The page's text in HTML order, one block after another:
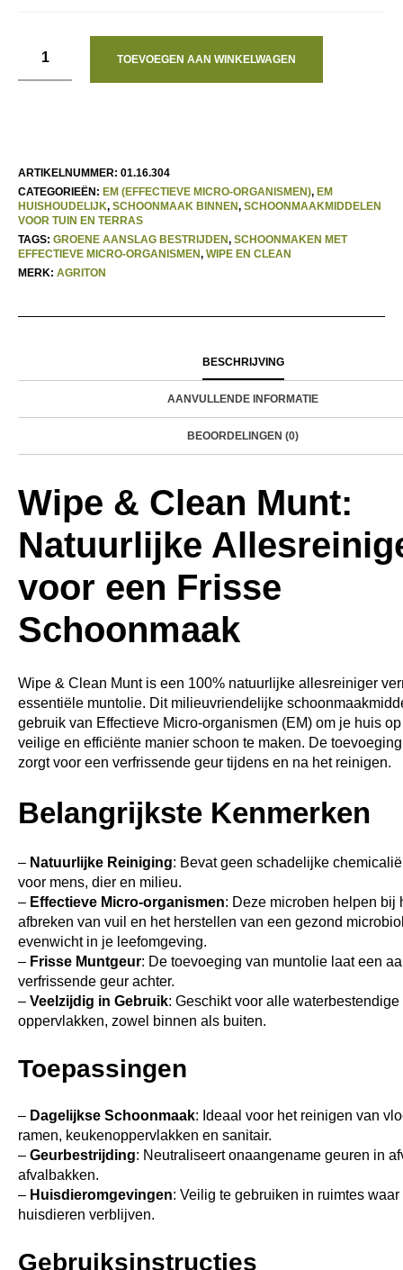
€ 5,75.€ 5,18.
TOEVOEGEN AAN WINKELWAGEN
ARTIKELNUMMER: 01.16.304
CATEGORIEËN: EM (EFFECTIEVE MICRO-ORGANISMEN), EM
HUISHOUDELIJK, SCHOONMAAK BINNEN, SCHOONMAAKMIDDELEN
VOOR TUIN EN TERRAS
TAGS: GROENE AANSLAG BESTRIJDEN, SCHOONMAKEN MET
EFFECTIEVE MICRO-ORGANISMEN, WIPE EN CLEAN
MERK: AGRITON
BESCHRIJVING
AANVULLENDE INFORMATIE
BEOORDELINGEN (0)
Wipe & Clean Munt:
Natuurlijke
voor een Frisse
Schoonmaak
Wipe & Clean Munt is een 100% natuurlijke allesreiniger
essentiële muntolie. Dit milieuvriendelijke
gebruik van Effectieve Micro-organismen (EM) om je huis
veilige en efficiënte manier schoon te maken. De
zorgt voor een verfrissende geur tijdens en na het reinigen.
Belangrijkste Kenmerken
– Natuurlijke Reiniging: Bevat geen schadelijke
voor mens, dier en milieu.
– Effectieve Micro-organismen: Deze microben helpen bij
afbreken van vuil en het herstellen van een gezond
evenwicht in je leefomgeving.
– Frisse Muntgeur: De toevoeging van muntolie laat een
verfrissende geur achter.
– Veelzijdig in Gebruik: Geschikt voor alle waterbestendige
oppervlakken, zowel binnen als buiten.
Toepassingen
– Dagelijkse Schoonmaak: Ideaal voor het reinigen van
ramen, keukenoppervlakken en sanitair.
– Geurbestrijding: Neutraliseert onaangename geuren in
afvalbakken.
– Huisdieromgevingen: Veilig te gebruiken in ruimtes waar
huisdieren verblijven.
Gebruiksinstructies